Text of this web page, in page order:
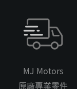
MJ Motors
原廠專業零件